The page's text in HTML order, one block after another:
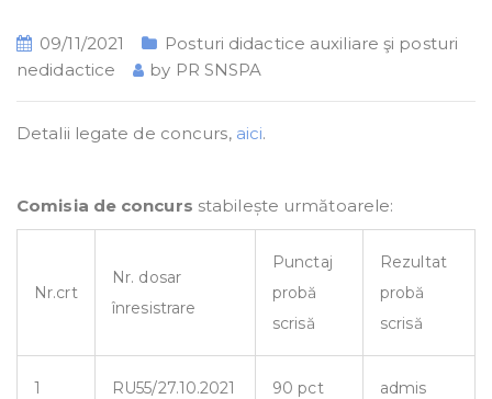
09/11/2021
Posturi didactice auxiliare şi posturi
nedidactice
by PR SNSPA
Detalii legate de concurs, aici.
Comisia de concurs stabilește următoarele:
Nr.crt
Nr. dosar
înresistrare
Punctaj
probă
scrisă
Rezultat
probă
scrisă
1 RU55/27.10.2021 90 pct admis